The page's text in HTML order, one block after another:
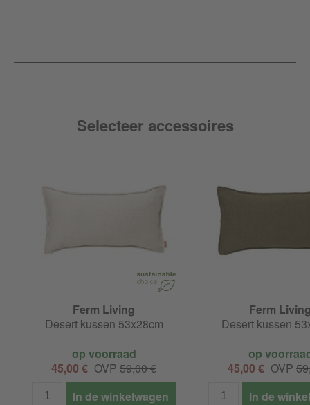
Selecteer accessoires
Ferm Living
Desert kussen 53x28cm
op voorraad
45,00 € OVP 59,00 €
In de winkelwagen
Ferm
Desert kussen
op
45,00 € OVP
In de